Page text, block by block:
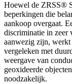
Hoewel de ZRSS®
beperkingen die
aankoop overgaat.
discriminatie in zeer
aanwezig zijn,
vergeleken met
weergave van
geoxideerde
noodzakelijk.